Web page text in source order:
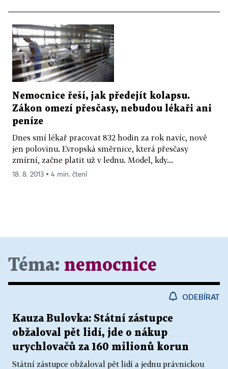
Nemocnice řeší, jak předejít kolapsu.
Zákon omezí přesčasy, nebudou lékaři ani
peníze
Dnes smí lékař pracovat 832 hodin za rok navíc, nově
jen polovinu. Evropská směrnice, která přesčasy
zmírní, začne platit už v lednu. Model, kdy...
18. 8. 2013 ▪ 4 min. čtení
Téma: nemocnice
ODEBÍRAT
Kauza Bulovka: Státní zástupce
obžaloval pět lidí, jde o nákup
urychlovačů za 160 milionů korun
Státní zástupce obžaloval pět lidí a jednu právnickou